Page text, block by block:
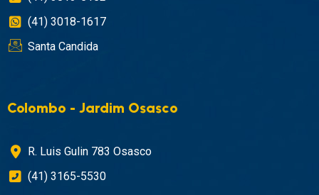
(41) 3018-1617
Santa Candida
Colombo - Jardim Osasco
R. Luis Gulin 783 Osasco
(41) 3165-5530